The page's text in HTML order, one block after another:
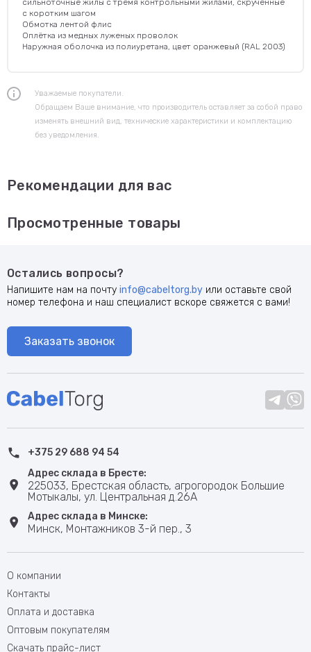
сильноточные жилы с тремя контрольными жилами, скрученные
с коротким шагом
Обмотка лентой флис
Оплётка из медных луженых проволок
Наружная оболочка из полиуретана, цвет оранжевый (RAL 2003)
Уважаемые покупатели.
Обращаем Ваше внимание, что производитель оставляет за собой право
изменять внешний вид, технические характеристики и комплектацию
без уведомления.
Рекомендации для вас
Просмотренные товары
Остались вопросы?
Напишите нам на почту info@cabeltorg.by или оставьте свой
номер телефона и наш специалист вскоре свяжется с вами!
Заказать звонок
+375 29 688 94 54
Адрес склада в Бресте:
225033, Брестская область, агрогородок Большие
Мотыкалы, ул. Центральная д.26А
Адрес склада в Минске:
Минск, Монтажников 3-й пер., 3
О компании
Контакты
Оплата и доставка
Оптовым покупателям
Скачать прайс-лист